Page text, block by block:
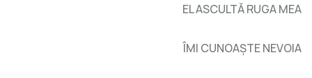
EL ASCULTĂ RUGA MEA
ÎMI CUNOAŞTE NEVOIA